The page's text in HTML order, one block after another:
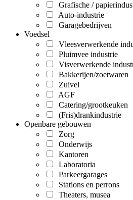
Grafische /
Auto-industrie
Garagebedrijven
Voedsel
Vleesverwerkende
Pluimvee industrie
Visverwerkende
Bakkerijen/zoetwaren
Zuivel
AGF
Catering/grootkeuken
(Fris)drankindustrie
Openbare gebouwen
Zorg
Onderwijs
Kantoren
Laboratoria
Parkeergarages
Stations en perrons
Theaters, musea